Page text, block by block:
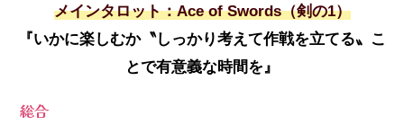
メインタロット：Ace of Swords（剣の1）
『いかに楽しむか〝しっかり考えて作戦を立てる〟こ
とで有意義な時間を』
総合